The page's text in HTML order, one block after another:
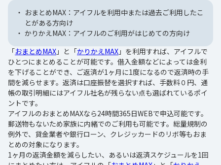
おまとめMAX：アイフルを利用中または過去ご利用したこ
とがある方向け
かりかえMAX：アイフルのご利用がはじめての方向け
「おまとめMAX 」と「かりかえMAX 」を利用すれば、アイフルで
ひとつにまとめることが可能です。借入金額などによっては金利
を下げることができ、ご返済が1ヶ月に1度になるので返済時の手
間を減らせます。返済は口座振替を選択すれば、手数料０円、通
帳の取引明細にはアイフル社名が残らない点も選ばれているポイ
ントです。
アイフルのおまとめMAXなら24時間365日WEBで申込可能です。
郵送物もないため家族に内緒でのご利用も可能です。総量規制の
例外で、貸金業者や銀行ローン、クレジッカードのリボ等もおま
とめの対象になります。
1ヶ月の返済金額を減らしたい、あるいは返済スケジュールを1回